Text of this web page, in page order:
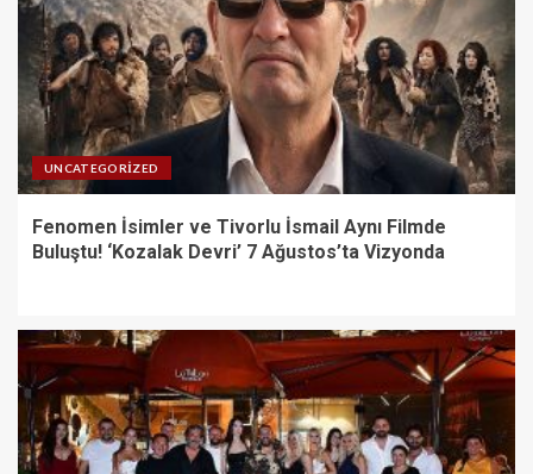
UNCATEGORIZED
Fenomen İsimler ve Tivorlu İsmail Aynı Filmde
Buluştu! ‘Kozalak Devri’ 7 Ağustos’ta Vizyonda